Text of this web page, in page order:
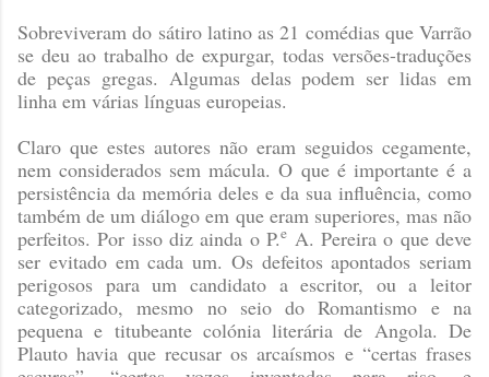
Sobreviveram do sátiro latino as 21 comédias que Varrão
se deu ao trabalho de expurgar, todas versões-traduções
de peças gregas. Algumas delas podem ser lidas em
linha em várias línguas europeias.
Claro que estes autores não eram seguidos cegamente,
nem considerados sem mácula. O que é importante é a
persistência da memória deles e da sua influência, como
também de um diálogo em que eram superiores, mas não
perfeitos. Por isso diz ainda o P.e A. Pereira o que deve
ser evitado em cada um. Os defeitos apontados seriam
perigosos para um candidato a escritor, ou a leitor
categorizado, mesmo no seio do Romantismo e na
pequena e titubeante colónia literária de Angola. De
Plauto havia que recusar os arcaísmos e “certas frases